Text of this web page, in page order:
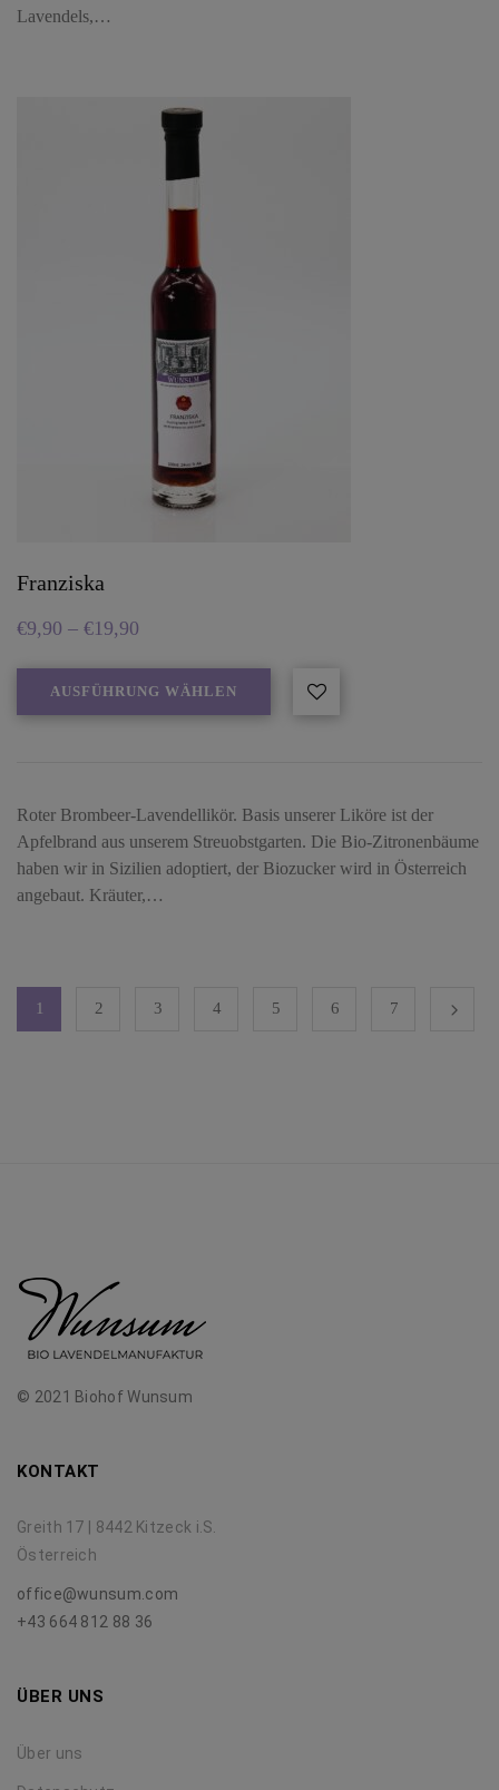
Lavendels,…
Franziska
€9,90 – €19,90
AUSFÜHRUNG WÄHLEN
Roter Brombeer-Lavendellikör. Basis unserer Liköre ist der
Apfelbrand aus unserem Streuobstgarten. Die Bio-Zitronenbäume
haben wir in Sizilien adoptiert, der Biozucker wird in Österreich
angebaut. Kräuter,…
1 2 3 4 5 6 7
© 2021 Biohof Wunsum
KONTAKT
Greith 17 | 8442 Kitzeck i.S.
Österreich
office@wunsum.com
+43 664 812 88 36
ÜBER UNS
Über uns